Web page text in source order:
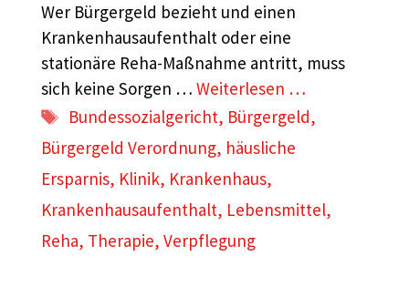
Wer Bürgergeld bezieht und einen
Krankenhausaufenthalt oder eine
stationäre Reha-Maßnahme antritt, muss
sich keine Sorgen … Weiterlesen …
Schlagwörter
Bundessozialgericht, Bürgergeld,
Bürgergeld Verordnung, häusliche
Ersparnis, Klinik, Krankenhaus,
Krankenhausaufenthalt, Lebensmittel,
Reha, Therapie, Verpflegung